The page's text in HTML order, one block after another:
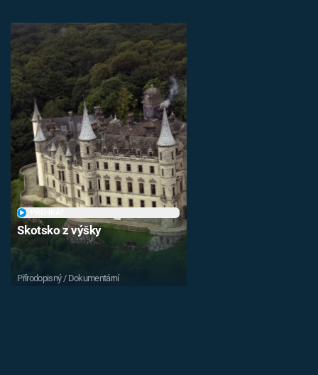
Skotsko z výšky
Přírodopisný / Dokumentární